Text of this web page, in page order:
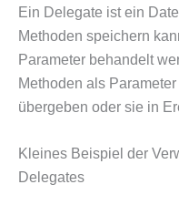
Ein Delegate ist ein
Methoden speichern
Parameter behandelt
Methoden als
übergeben oder sie in
Kleines Beispiel der
Delegates